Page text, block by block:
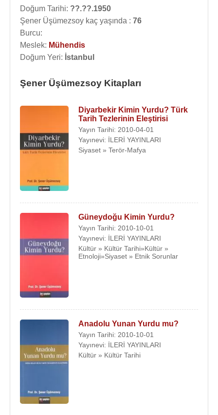
Doğum Tarihi: ??.??.1950
Şener Üşümezsoy kaç yaşında : 76
Burcu:
Meslek: Mühendis
Doğum Yeri: İstanbul
Şener Üşümezsoy Kitapları
Diyarbekir Kimin Yurdu? Türk
Tarih Tezlerinin Eleştirisi
Yayın Tarihi: 2010-04-01
Yayınevi: İLERİ YAYINLARI
Siyaset » Terör-Mafya
Güneydoğu Kimin Yurdu?
Yayın Tarihi: 2010-10-01
Yayınevi: İLERİ YAYINLARI
Kültür » Kültür Tarihi»Kültür »
Etnoloji»Siyaset » Etnik Sorunlar
Anadolu Yunan Yurdu mu?
Yayın Tarihi: 2010-10-01
Yayınevi: İLERİ YAYINLARI
Kültür » Kültür Tarihi